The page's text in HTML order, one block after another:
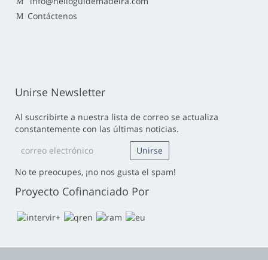
Contáctenos
Unirse Newsletter
Al suscribirte a nuestra lista de correo se actualiza
constantemente con las últimas noticias.
No te preocupes, ¡no nos gusta el spam!
Proyecto Cofinanciado Por